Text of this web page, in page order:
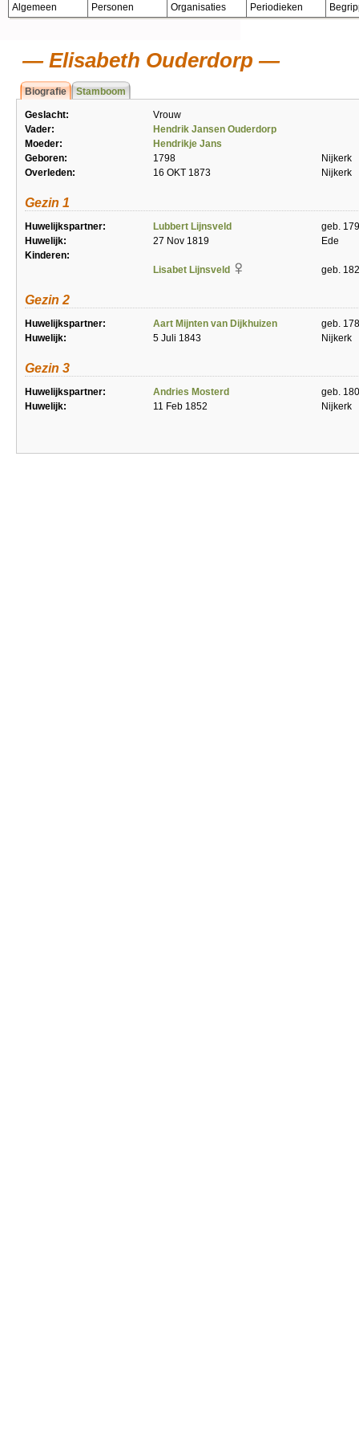
Algemeen Personen Organisaties Periodieken
Elisabeth Ouderdorp
Biografie Stamboom
Geslacht:
Vrouw
Vader:
Hendrik Jansen Ouderdorp
Moeder:
Hendrikje Jans
Geboren:
1798
Nijkerk
Overleden:
16 OKT 1873 Nijkerk
Gezin 1
Huwelijkspartner: Lubbert Lijnsveld
geb.
Huwelijk:
27 Nov 1819
Ede
Kinderen:
Lisabet Lijnsveld
geb.
Gezin 2
Huwelijkspartner: Aart Mijnten van Dijkhuizen
geb.
Huwelijk:
5 Juli 1843 Nijkerk
Gezin 3
Huwelijkspartner: Andries Mosterd
geb.
Huwelijk:
11 Feb 1852 Nijkerk